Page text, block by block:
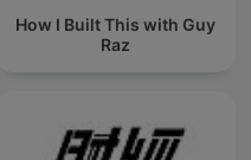
How I Built This with Guy
Raz